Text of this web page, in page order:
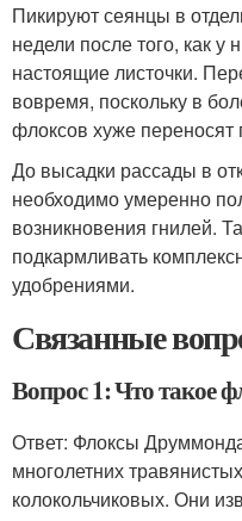
Пикируют сеянцы в
недели после того, как у
настоящие листочки.
вовремя, поскольку в
флоксов хуже переносят
До высадки рассады в
необходимо умеренно
возникновения гнилей.
подкармливать
удобрениями.
Связанные
Вопрос 1: Что такое
Ответ: Флоксы
многолетних
колокольчиковых. Они